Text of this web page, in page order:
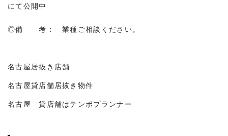
にて公開中
◎備 考： 業種ご相談ください。
名古屋居抜き店舗
名古屋貸店舗居抜き物件
名古屋 貸店舗はテンポプランナー